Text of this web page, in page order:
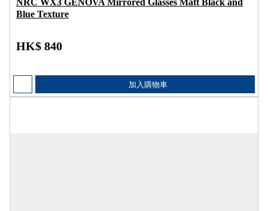
NRC WX3 GENOVA Mirrored Glasses Matt Black and
Blue Texture
HK$ 840
加入購物車